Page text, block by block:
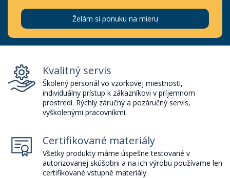
Želám si ponuku na mieru
Kvalitný servis
Školený personál vo vzorkovej miestnosti,
individuálny prístup k zákazníkovi v príjemnom
prostredí. Rýchly záručný a pozáručný servis,
vyškolenými pracovníkmi.
Certifikované materiály
Všetky produkty máme úspešne testované v
autorizovanej skúšobni a na ich výrobu používame len
certifikované vstupné materiály.